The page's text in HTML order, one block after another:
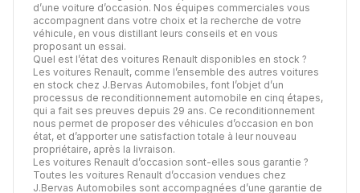
d’une voiture d’occasion. Nos équipes commerciales vous
accompagnent dans votre choix et la recherche de votre
véhicule, en vous distillant leurs conseils et en vous
proposant un essai.
Quel est l’état des voitures Renault disponibles en stock ?
Les voitures Renault, comme l’ensemble des autres voitures
en stock chez J.Bervas Automobiles, font l’objet d’un
processus de reconditionnement automobile en cinq étapes,
qui a fait ses preuves depuis 29 ans. Ce reconditionnement
nous permet de proposer des véhicules d’occasion en bon
état, et d’apporter une satisfaction totale à leur nouveau
propriétaire, après la livraison.
Les voitures Renault d’occasion sont-elles sous garantie ?
Toutes les voitures Renault d’occasion vendues chez
J.Bervas Automobiles sont accompagnées d’une garantie de